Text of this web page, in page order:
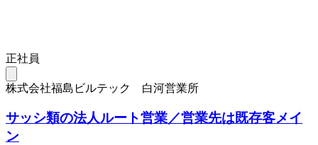
正社員
株式会社福島ビルテック 白河営業所
サッシ類の法人ルート営業／営業先は既存客メイ
ン